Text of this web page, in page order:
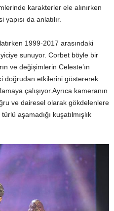
karakterler ele alınırken
da anlatılır.
1999-2017 arasındaki
sunuyor. Corbet böyle bir
ve değişimlerin Celeste’ın
doğrudan etkilerini göstererek
çalışıyor.Ayrıca kameranın
ve dairesel olarak gökdelenlere
aşamadığı kuşatılmışlık